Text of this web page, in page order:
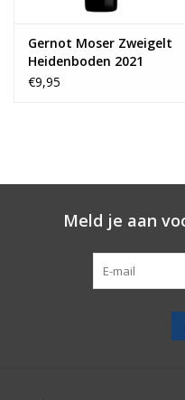
Gernot Moser Zweigelt
Heidenboden 2021
€9,95
Meld je aan